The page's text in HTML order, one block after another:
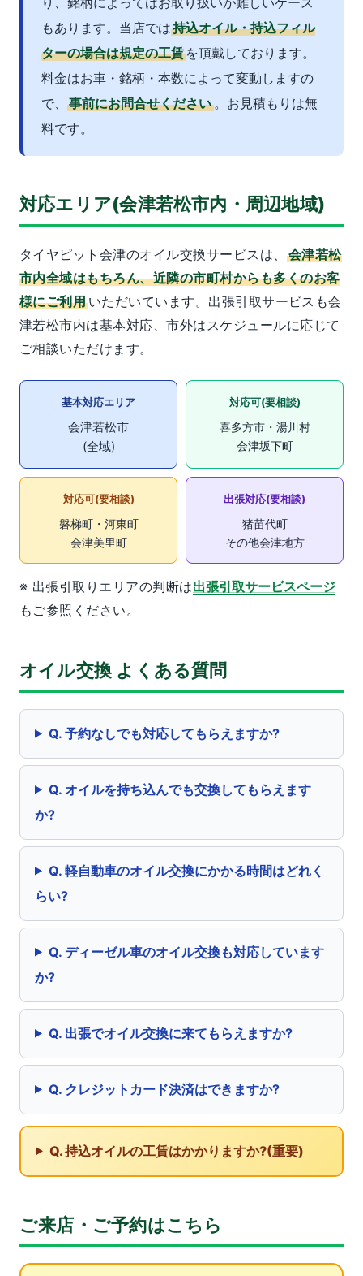
もあります。当店では持込オイル・持込フィル
ターの場合は規定の工賃 を頂戴しております。
料金はお車・銘柄・本数によって変動しますの
で、
事前にお問合せください。お見積もりは無
料です。
対応エリア(会津若松市内・周辺地域)
タイヤピット会津のオイル交換サービスは、
会津若松
市内全域はもちろん、近隣の市町村からも多くのお客
様にご利用いただいています。出張引取サービスも会
津若松市内は基本対応、市外はスケジュールに応じて
ご相談いただけます。
基本対応エリア
会津若松市
(全域)
対応可(要相談)
喜多方市・湯川村
会津坂下町
対応可(要相談)
磐梯町・河東町
会津美里町
出張対応(要相談)
猪苗代町
その他会津地方
※ 出張引取りエリアの判断は出張引取サービスページ
もご参照ください。
オイル交換 よくある質問
Q. 予約なしでも対応してもらえますか?
Q. オイルを持ち込んでも交換してもらえます
か?
Q. 軽自動車のオイル交換にかかる時間はどれく
らい?
Q. ディーゼル車のオイル交換も対応しています
か?
Q. 出張でオイル交換に来てもらえますか?
Q. クレジットカード決済はできますか?
Q. 持込オイルの工賃はかかりますか?(重要)
ご来店・ご予約はこちら